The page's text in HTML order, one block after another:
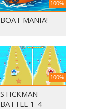
100%
BOAT MANIA!
100%
STICKMAN
BATTLE 1-4